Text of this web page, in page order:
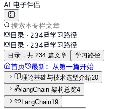
AI 电子伴侣
目录 · 234
学习路径
目录 · 234 学习路径
目录，共 234 篇文章 学习路径
首页 最新： 从第一篇开始
理论基础与技术选型介绍20
langChain 架构总览4
LangChain19